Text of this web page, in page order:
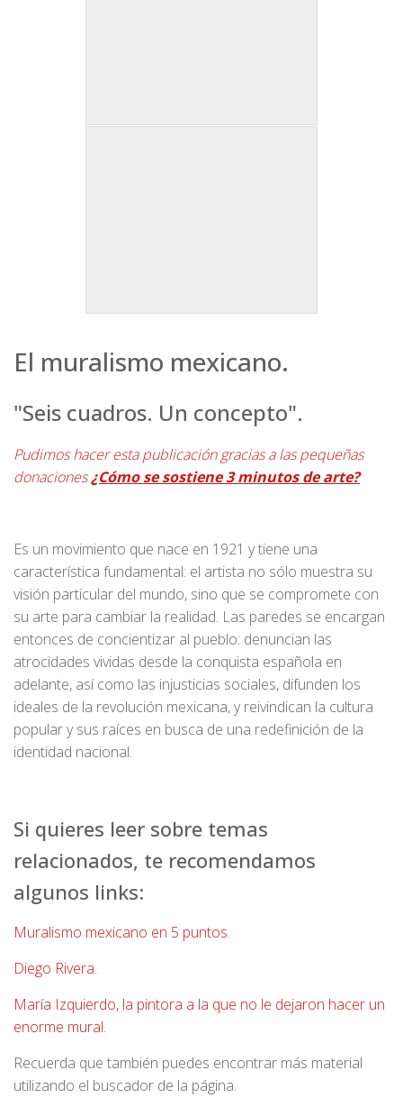
El muralismo mexicano.
"Seis cuadros. Un concepto".
Pudimos hacer esta publicación gracias a las pequeñas
donaciones¿Cómo se sostiene 3 minutos de arte?
Es un movimiento que nace en 1921 y tiene una
característica fundamental: el artista no sólo muestra su
visión particular del mundo, sino que se compromete con
su arte para cambiar la realidad. Las paredes se encargan
entonces de concientizar al pueblo: denuncian las
atrocidades vividas desde la conquista española en
adelante, así como las injusticias sociales, difunden los
ideales de la revolución mexicana, y reivindican la cultura
popular y sus raíces en busca de una redefinición de la
identidad nacional.
Si quieres leer sobre temas
relacionados, te recomendamos
algunos links:
Muralismo mexicano en 5 puntos.
Diego Rivera.
María Izquierdo, la pintora a la que no le dejaron hacer un
enorme mural.
Recuerda que también puedes encontrar más material
utilizando el buscador de la página.